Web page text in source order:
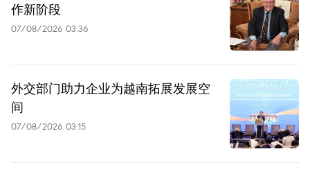
作新阶段
07/08/2026 03:36
外交部门助力企业为越南拓展发展空
间
07/08/2026 03:15